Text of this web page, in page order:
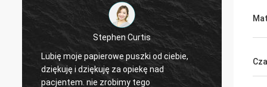
Linda Parry
Frytki mogą być dobre, a moje frytki
sprzedają się teraz bardzo dobrze. Będę z
360